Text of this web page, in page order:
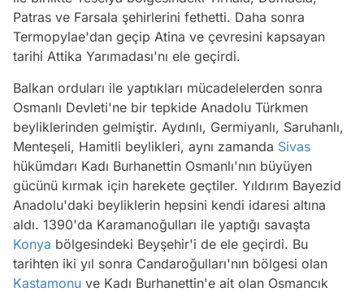
Patras ve Farsala şehirlerini fethetti. Daha sonra
Termopylae'dan geçip Atina ve çevresini kapsayan
tarihi Attika Yarımadası'nı ele geçirdi.
Balkan orduları ile yaptıkları mücadelelerden sonra
Osmanlı Devleti'ne bir tepkide Anadolu Türkmen
beyliklerinden gelmiştir. Aydınlı, Germiyanlı, Saruhanlı,
Menteşeli, Hamitli beylikleri, aynı zamanda Sivas
hükümdarı Kadı Burhanettin Osmanlı'nın büyüyen
gücünü kırmak için harekete geçtiler. Yıldırım Bayezid
Anadolu'daki beyliklerin hepsini kendi idaresi altına
aldı. 1390'da Karamanoğulları ile yaptığı savaşta
Konya bölgesindeki Beyşehir'i de ele geçirdi. Bu
tarihten iki yıl sonra Candaroğulları'nın bölgesi olan
Kastamonu ve Kadı Burhanettin'e ait olan Osmancık